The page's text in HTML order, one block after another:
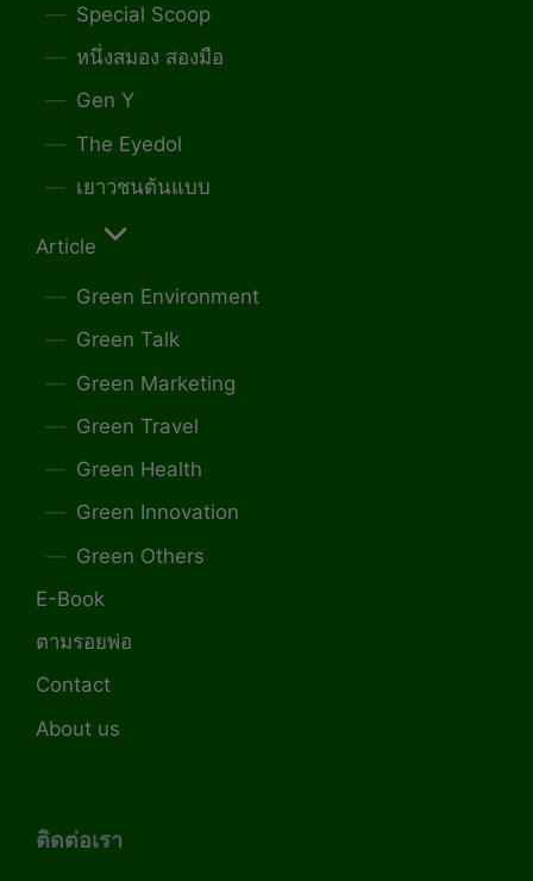
Special Scoop
หนึ่งสมอง สองมือ
Gen Y
The Eyedol
เยาวชนต้นแบบ
Article
Green Environment
Green Talk
Green Marketing
Green Travel
Green Health
Green Innovation
Green Others
E-Book
ตามรอยพ่อ
Contact
About us
ติดต่อเรา